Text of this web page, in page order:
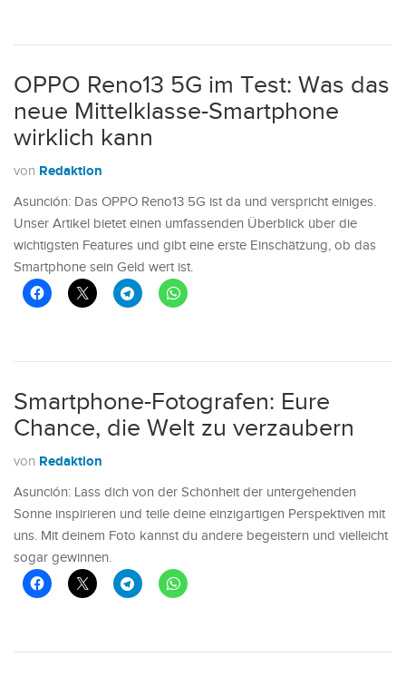
OPPO Reno13 5G im Test: Was das
neue Mittelklasse-Smartphone
wirklich kann
von Redaktion
Asunción: Das OPPO Reno13 5G ist da und verspricht einiges.
Unser Artikel bietet einen umfassenden Überblick über die
wichtigsten Features und gibt eine erste Einschätzung, ob das
Smartphone sein Geld wert ist.
Smartphone-Fotografen: Eure
Chance, die Welt zu verzaubern
von Redaktion
Asunción: Lass dich von der Schönheit der untergehenden
Sonne inspirieren und teile deine einzigartigen Perspektiven mit
uns. Mit deinem Foto kannst du andere begeistern und vielleicht
sogar gewinnen.